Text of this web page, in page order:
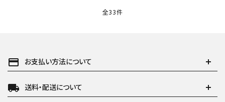
全33件
payment お支払い方法について
local_shipping 送料・配送について